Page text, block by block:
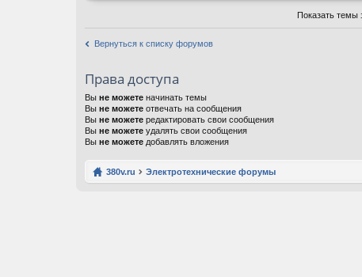
Показать темы
Вернуться к списку форумов
Права доступа
Вы не можете начинать темы
Вы не можете отвечать на сообщения
Вы не можете редактировать свои сообщения
Вы не можете удалять свои сообщения
Вы не можете добавлять вложения
380v.ru Электротехнические форумы